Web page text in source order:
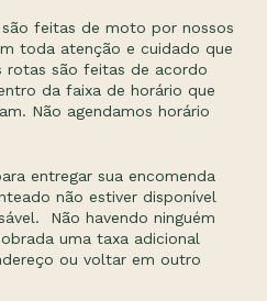
são feitas de moto por nossos
toda atenção e cuidado que
rotas são feitas de acordo
da faixa de horário que
Não agendamos horário
entregar sua encomenda
não estiver disponível
Não havendo ninguém
uma taxa adicional
ou voltar em outro